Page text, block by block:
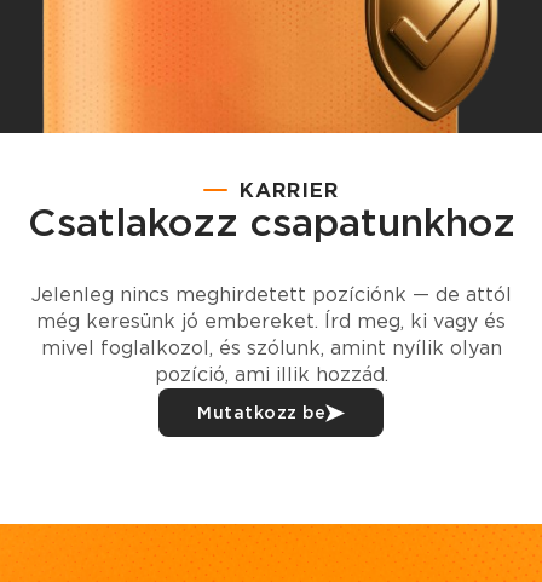
KARRIER
Csatlakozz csapatunkhoz
Jelenleg nincs meghirdetett pozíciónk — de attól
még keresünk jó embereket. Írd meg, ki vagy és
mivel foglalkozol, és szólunk, amint nyílik olyan
pozíció, ami illik hozzád.
Mutatkozz be